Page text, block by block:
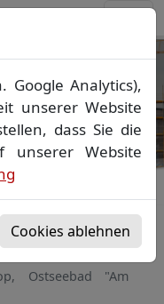
in
▪
Auskünfte und
Ostseebad "Am
Google Analytics),
unserer Website
dass Sie die
unserer Website
Cookies ablehnen